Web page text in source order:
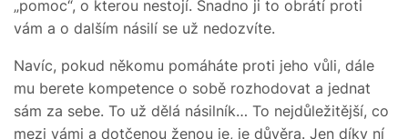
„pomoc“, o kterou nestojí. Snadno ji to obrátí proti
vám a o dalším násilí se už nedozvíte.
Navíc, pokud někomu pomáháte proti jeho vůli, dále
mu berete kompetence o sobě rozhodovat a jednat
sám za sebe. To už dělá násilník… To nejdůležitější, co
mezi vámi a dotčenou ženou je, je důvěra. Jen díky ní